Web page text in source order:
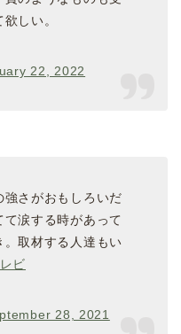
しい。
22, 2022
さがおもしろいだ
涙する時があって
取材する人達もい
ビ
28, 2021